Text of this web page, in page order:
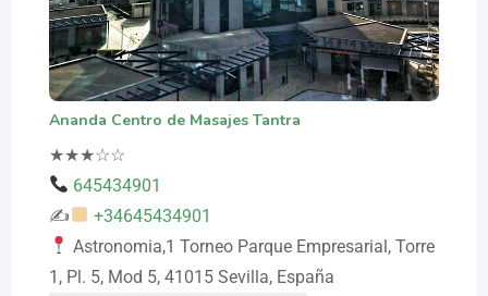
Ananda Centro de Masajes Tantra
★★★☆☆
645434901
✍
+34645434901
Astronomia,1 Torneo Parque Empresarial, Torre
1, Pl. 5, Mod 5, 41015 Sevilla, España